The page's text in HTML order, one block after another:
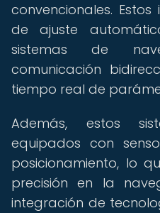
convencionales.
de ajuste
sistemas de
comunicación
tiempo real de
Además, estos
equipados con
posicionamiento, lo
precisión en la
integración de